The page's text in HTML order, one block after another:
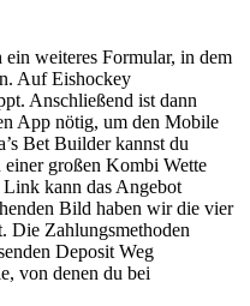
weiteres Formular, in dem
Auf Eishockey
Anschließend ist dann
App nötig, um den Mobile
Bet Builder kannst du
großen Kombi Wette
kann das Angebot
Bild haben wir die vier
Die Zahlungsmethoden
Deposit Weg
von denen du bei